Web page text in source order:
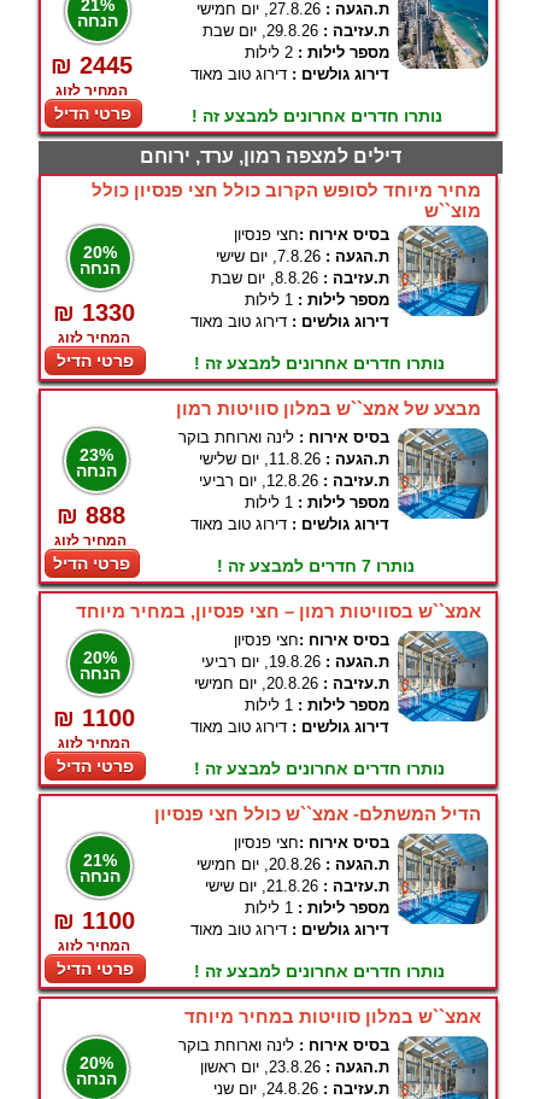
21%
הנחה
₪ 2445
המחיר לזוג
פרטי הדיל
ת.הגעה : 27.8.26, יום חמישי
ת.עזיבה : 29.8.26, יום שבת
מספר לילות : 2 לילות
דירוג גולשים : דירוג טוב מאוד
נותרו חדרים אחרונים למבצע זה !
דילים למצפה רמון, ערד, ירוחם
מחיר מיוחד לסופש הקרוב כולל חצי פנסיון כולל
מוצ``ש
20%
הנחה
₪ 1330
המחיר לזוג
פרטי הדיל
בסיס אירוח :חצי פנסיון
ת.הגעה : 7.8.26, יום שישי
ת.עזיבה : 8.8.26, יום שבת
מספר לילות : 1 לילות
דירוג גולשים : דירוג טוב מאוד
נותרו חדרים אחרונים למבצע זה !
מבצע של אמצ``ש במלון סוויטות רמון
23%
הנחה
₪ 888
המחיר לזוג
פרטי הדיל
בסיס אירוח : לינה וארוחת בוקר
ת.הגעה : 11.8.26, יום שלישי
ת.עזיבה : 12.8.26, יום רביעי
מספר לילות : 1 לילות
דירוג גולשים : דירוג טוב מאוד
נותרו 7 חדרים למבצע זה !
אמצ``ש בסוויטות רמון – חצי פנסיון, במחיר מיוחד
20%
הנחה
₪ 1100
המחיר לזוג
פרטי הדיל
בסיס אירוח :חצי פנסיון
ת.הגעה : 19.8.26, יום רביעי
ת.עזיבה : 20.8.26, יום חמישי
מספר לילות : 1 לילות
דירוג גולשים : דירוג טוב מאוד
נותרו חדרים אחרונים למבצע זה !
הדיל המשתלם- אמצ``ש כולל חצי פנסיון
21%
הנחה
₪ 1100
המחיר לזוג
פרטי הדיל
בסיס אירוח :חצי פנסיון
ת.הגעה : 20.8.26, יום חמישי
ת.עזיבה : 21.8.26, יום שישי
מספר לילות : 1 לילות
דירוג גולשים : דירוג טוב מאוד
נותרו חדרים אחרונים למבצע זה !
אמצ``ש במלון סוויטות במחיר מיוחד
20%
הנחה
בסיס אירוח : לינה וארוחת בוקר
ת.הגעה : 23.8.26, יום ראשון
ת.עזיבה : 24.8.26, יום שני